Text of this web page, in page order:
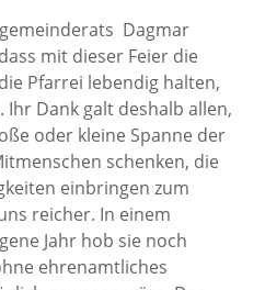
Dagmar
mit dieser Feier die
Pfarrei lebendig halten,
Dank galt deshalb allen,
oder kleine Spanne der
schenken, die
einbringen zum
reicher. In einem
Jahr hob sie noch
ehrenamtliches